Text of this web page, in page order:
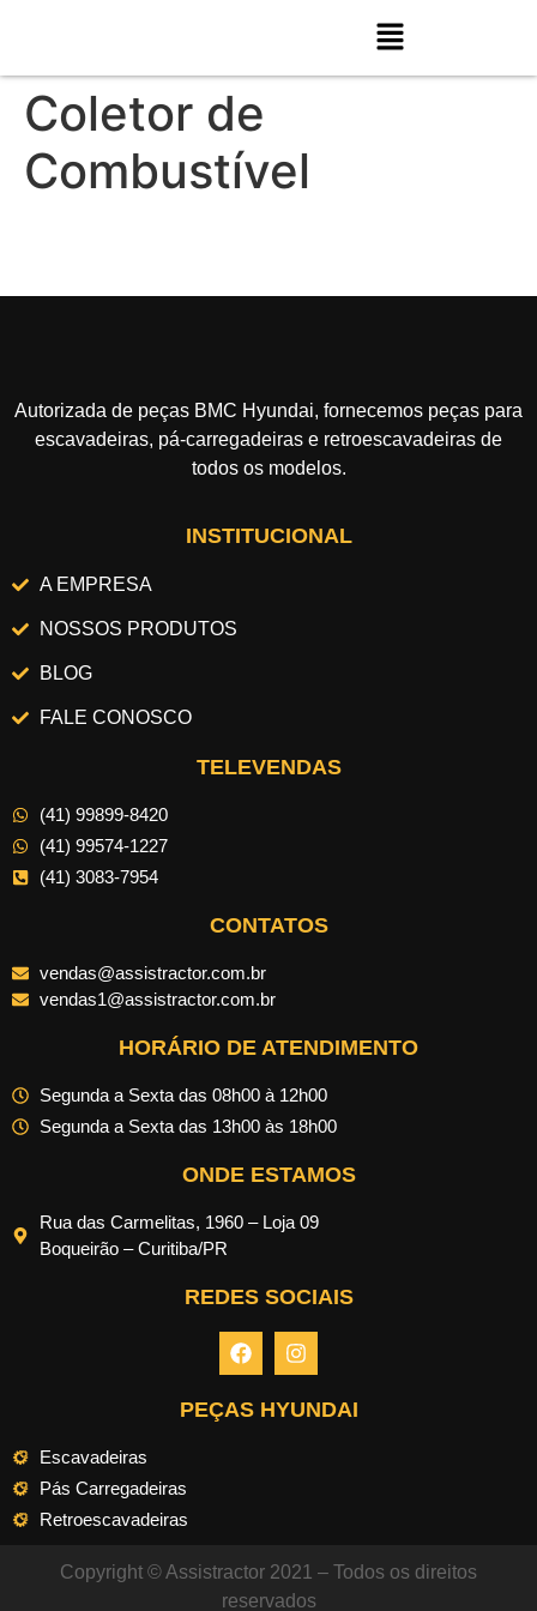
Coletor de
Combustível
Autorizada de peças BMC Hyundai, fornecemos peças para
escavadeiras, pá-carregadeiras e retroescavadeiras de
todos os modelos.
INSTITUCIONAL
A EMPRESA
NOSSOS PRODUTOS
BLOG
FALE CONOSCO
TELEVENDAS
(41) 99899-8420
(41) 99574-1227
(41) 3083-7954
CONTATOS
vendas@assistractor.com.br
vendas1@assistractor.com.br
HORÁRIO DE ATENDIMENTO
Segunda a Sexta das 08h00 à 12h00
Segunda a Sexta das 13h00 às 18h00
ONDE ESTAMOS
Rua das Carmelitas, 1960 – Loja 09
Boqueirão – Curitiba/PR
REDES SOCIAIS
PEÇAS HYUNDAI
Escavadeiras
Pás Carregadeiras
Retroescavadeiras
Copyright © Assistractor 2021 – Todos os direitos
reservados